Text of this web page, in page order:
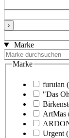
›
Marke
Marke
furuian
"Das
ArtMas
Urgent